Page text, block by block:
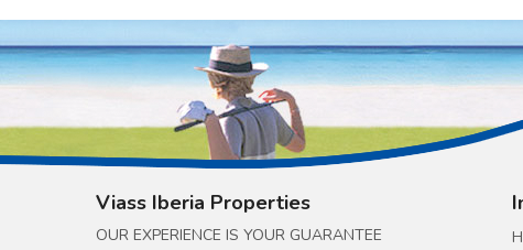
Viass Iberia Properties
OUR EXPERIENCE IS YOUR GUARANTEE